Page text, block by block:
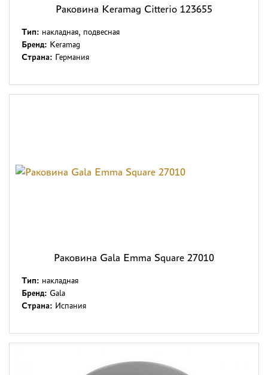
Раковина Keramag Citterio 123655
Тип: накладная, подвесная
Бренд: Keramag
Страна: Германия
Раковина Gala Emma Square 27010
Тип: накладная
Бренд: Gala
Страна: Испания